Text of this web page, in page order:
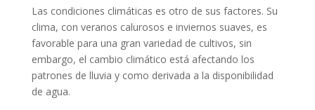
Las condiciones climáticas es otro de sus factores. Su
clima, con veranos calurosos e inviernos suaves, es
favorable para una gran variedad de cultivos, sin
embargo, el cambio climático está afectando los
patrones de lluvia y como derivada a la disponibilidad
de agua.